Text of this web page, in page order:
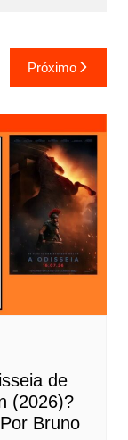
Próximo
de
(2026)?
Bruno